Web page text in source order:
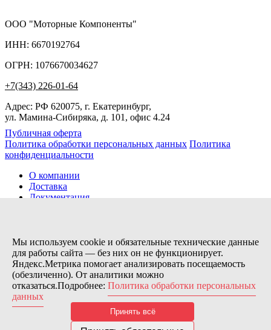
ООО "Моторные Компоненты"
ИНН: 6670192764
ОГРН: 1076670034627
+7(343) 226-01-64
Адрес: РФ 620075, г. Екатеринбург,
ул. Мамина-Сибиряка, д. 101, офис 4.24
Публичная оферта
Политика обработки персональных данных Политика
конфиденциальности
О компании
Доставка
Документация
Контакты
Заказов сегодня / Всего
21
11173
Нас можно найти тут:
© 2026 Motor Components. Все права защищены
Дизайн и разработка сайта
Nice’
Мы используем cookie и обязательные технические данные
для работы сайта — без них он не функционирует.
Яндекс.Метрика помогает анализировать посещаемость
(обезличенно). От аналитики можно
отказаться.Подробнее: Политика обработки персональных
данных
Принять всё